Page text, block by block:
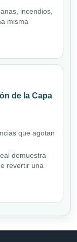
incendios,
misma
de la Capa
que agotan
demuestra
revertir una